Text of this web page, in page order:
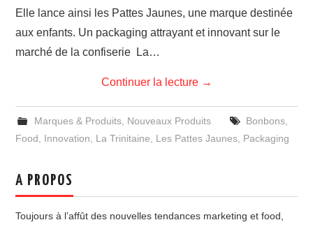
Elle lance ainsi les Pattes Jaunes, une marque destinée
aux enfants. Un packaging attrayant et innovant sur le
marché de la confiserie La…
Continuer la lecture →
Marques & Produits, Nouveaux Produits Bonbons,
Food
Innovation La Trinitaine Les Pattes Jaunes Packaging
A PROPOS
Toujours à l’affût des nouvelles tendances marketing et food,